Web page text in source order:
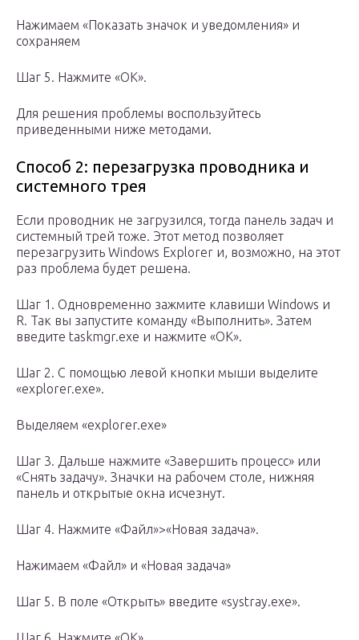
Нажимаем «Показать значок и уведомления» и
сохраняем
Шаг 5. Нажмите «ОК».
Для решения проблемы воспользуйтесь
приведенными ниже методами.
Способ 2: перезагрузка проводника и
системного трея
Если проводник не загрузился, тогда панель задач и
системный трей тоже. Этот метод позволяет
перезагрузить Windows Explorer и, возможно, на этот
раз проблема будет решена.
Шаг 1. Одновременно зажмите клавиши Windows и
R. Так вы запустите команду «Выполнить». Затем
введите taskmgr.exe и нажмите «ОК».
Шаг 2. С помощью левой кнопки мыши выделите
«explorer.exe».
Выделяем «explorer.exe»
Шаг 3. Дальше нажмите «Завершить процесс» или
«Снять задачу». Значки на рабочем столе, нижняя
панель и открытые окна исчезнут.
Шаг 4. Нажмите «Файл»>«Новая задача».
Нажимаем «Файл» и «Новая задача»
Шаг 5. В поле «Открыть» введите «systray.exe».